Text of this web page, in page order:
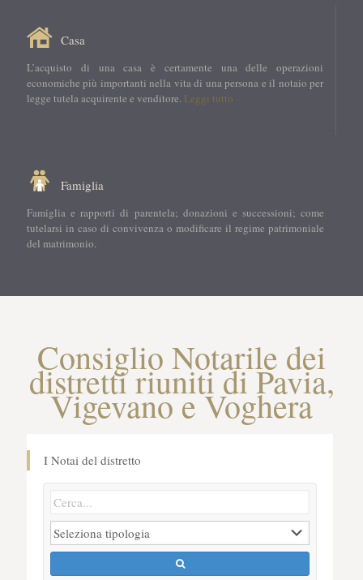
Casa
L’acquisto di una casa è certamente una delle operazioni
economiche più importanti nella vita di una persona e il notaio per
legge tutela acquirente e venditore. Leggi tutto
Famiglia
Famiglia e rapporti di parentela; donazioni e successioni; come
tutelarsi in caso di convivenza o modificare il regime patrimoniale
del matrimonio.
Consiglio Notarile dei
distretti riuniti di Pavia,
Vigevano e Voghera
I Notai del distretto